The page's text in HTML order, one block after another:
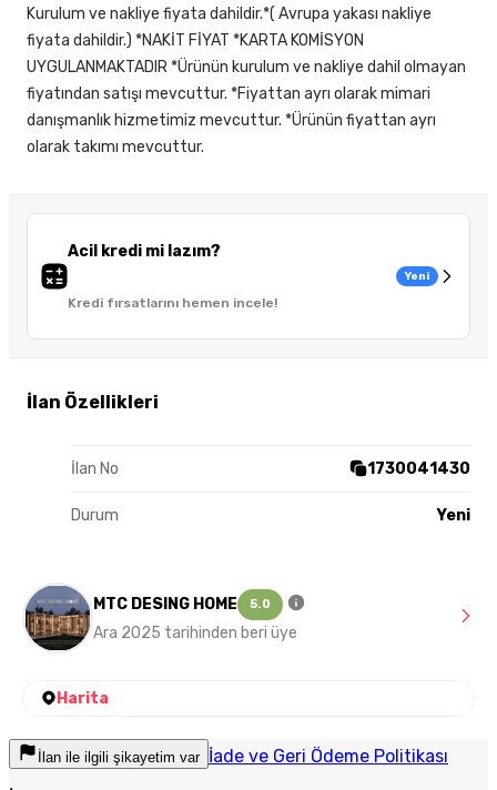
Acil kredi mi lazım?
Kredi fırsatlarını hemen incele!
Yeni
İlan Özellikleri
İlan No 1730041430
Durum Yeni
Kurulum ve nakliye fiyata dahildir.*( Avrupa yakası nakliye
fiyata dahildir.) *NAKİT FİYAT *KARTA KOMİSYON
UYGULANMAKTADIR *Ürünün kurulum ve nakliye dahil olmayan
fiyatından satışı mevcuttur. *Fiyattan ayrı olarak mimari
danışmanlık hizmetimiz mevcuttur. *Ürünün fiyattan ayrı
olarak takımı mevcuttur.
MTC DESING HOME 5.0
Ara 2025 tarihinden beri üye
Harita
İlan ile ilgili şikayetim var İade ve Geri Ödeme Politikası